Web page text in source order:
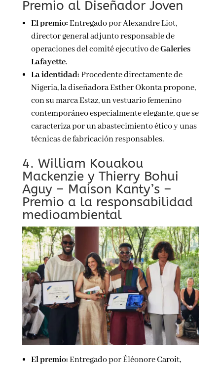
Premio al Diseñador Joven
El premio:Entregado por Alexandre Liot,
director general adjunto responsable de
operaciones del comité ejecutivo deGaleries
Lafayette.
La identidad:Procedente directamente de
Nigeria, la diseñadora Esther Okonta propone,
con su marca Estaz, un vestuario femenino
contemporáneo especialmente elegante, que se
caracteriza por un abastecimiento ético y unas
técnicas de fabricación responsables.
4. William Kouakou
Mackenzie y Thierry Bohui
Aguy – Maison Kanty’s –
Premio a la responsabilidad
medioambiental
El premio:Entregado por Éléonore Caroit,